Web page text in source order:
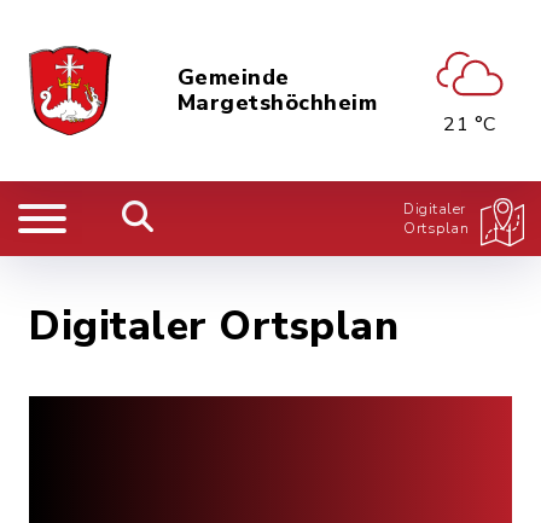
Gemeinde
Margetshöchheim
21 °C
Digitaler
Ortsplan
Digitaler Ortsplan